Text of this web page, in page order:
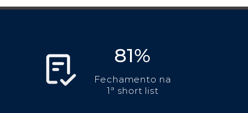
81%
Fechamento na
1ª short list